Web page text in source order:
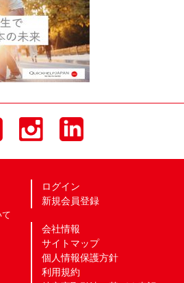
ログイン
新規会員登録
会社情報
サイトマップ
個人情報保護方針
利用規約